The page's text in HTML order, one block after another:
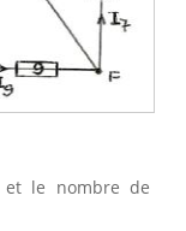
le nombre de